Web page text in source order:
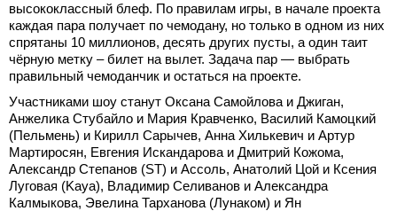
высококлассный блеф. По правилам игры, в начале проекта
каждая пара получает по чемодану, но только в одном из них
спрятаны 10 миллионов, десять других пусты, а один таит
чёрную метку – билет на вылет. Задача пар — выбрать
правильный чемоданчик и остаться на проекте.
Участниками шоу станут Оксана Самойлова и Джиган,
Анжелика Стубайло и Мария Кравченко, Василий Камоцкий
(Пельмень) и Кирилл Сарычев, Анна Хилькевич и Артур
Мартиросян, Евгения Искандарова и Дмитрий Кожома,
Александр Степанов (ST) и Ассоль, Анатолий Цой и Ксения
Луговая (Kaya), Владимир Селиванов и Александра
Калмыкова, Эвелина Тарханова (Лунаком) и Ян